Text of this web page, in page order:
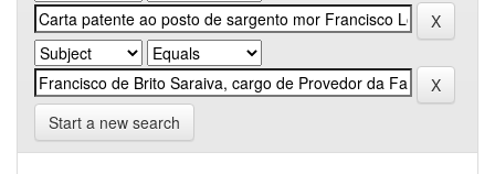
Start a new search